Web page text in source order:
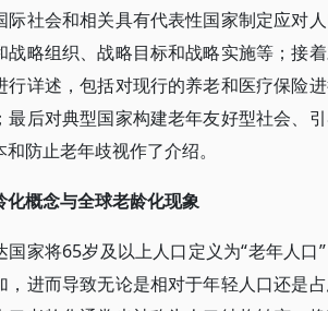
际社会和相关具有代表性国家制定应对
战略组织、战略目标和战略实施等；接
行详述，包括对现行的养老和医疗保险
最后对典型国家构建老年友好型社会、
防止老年歧视作了介绍。
化概念与全球老龄化现象
国家将65岁及以上人口定义为“老年人
，进而导致无论是相对于年轻人口还是